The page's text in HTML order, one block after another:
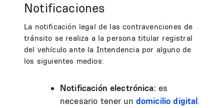
Notificaciones
La notificación legal de las contravenciones de
tránsito se realiza a la persona titular registral
del vehículo ante la Intendencia por alguno de
los siguientes medios:
Notificación electrónica: es
necesario tener un domicilio digital.